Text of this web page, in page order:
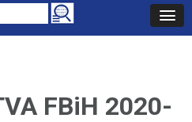
Search
for:
FBiH 2020-